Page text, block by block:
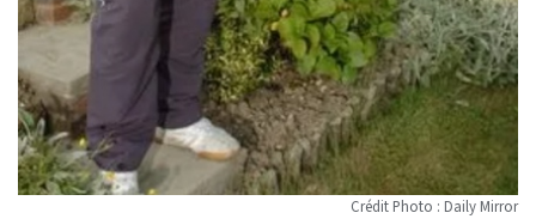
Crédit Photo : Daily Mirror